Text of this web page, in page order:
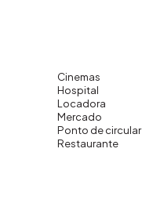
Cinemas
Hospital
Locadora
Mercado
Ponto de circular
Restaurante